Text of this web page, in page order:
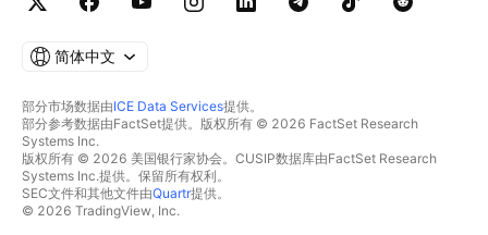
简体中文
部分市场数据由ICE Data Services提供。
部分参考数据由FactSet提供。版权所有 © 2026 FactSet Research
Systems Inc.
版权所有 © 2026 美国银行家协会。CUSIP数据库由FactSet Research
Systems Inc.提供。保留所有权利。
SEC文件和其他文件由Quartr提供。
© 2026 TradingView, Inc.